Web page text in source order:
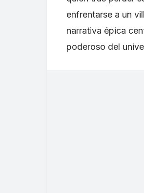
enfrentarse a un
narrativa épica
poderoso del